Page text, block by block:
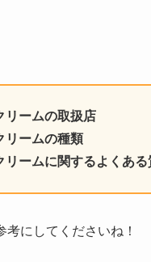
リームの取扱店
リームの種類
リームに関するよくある
にしてくださいね！